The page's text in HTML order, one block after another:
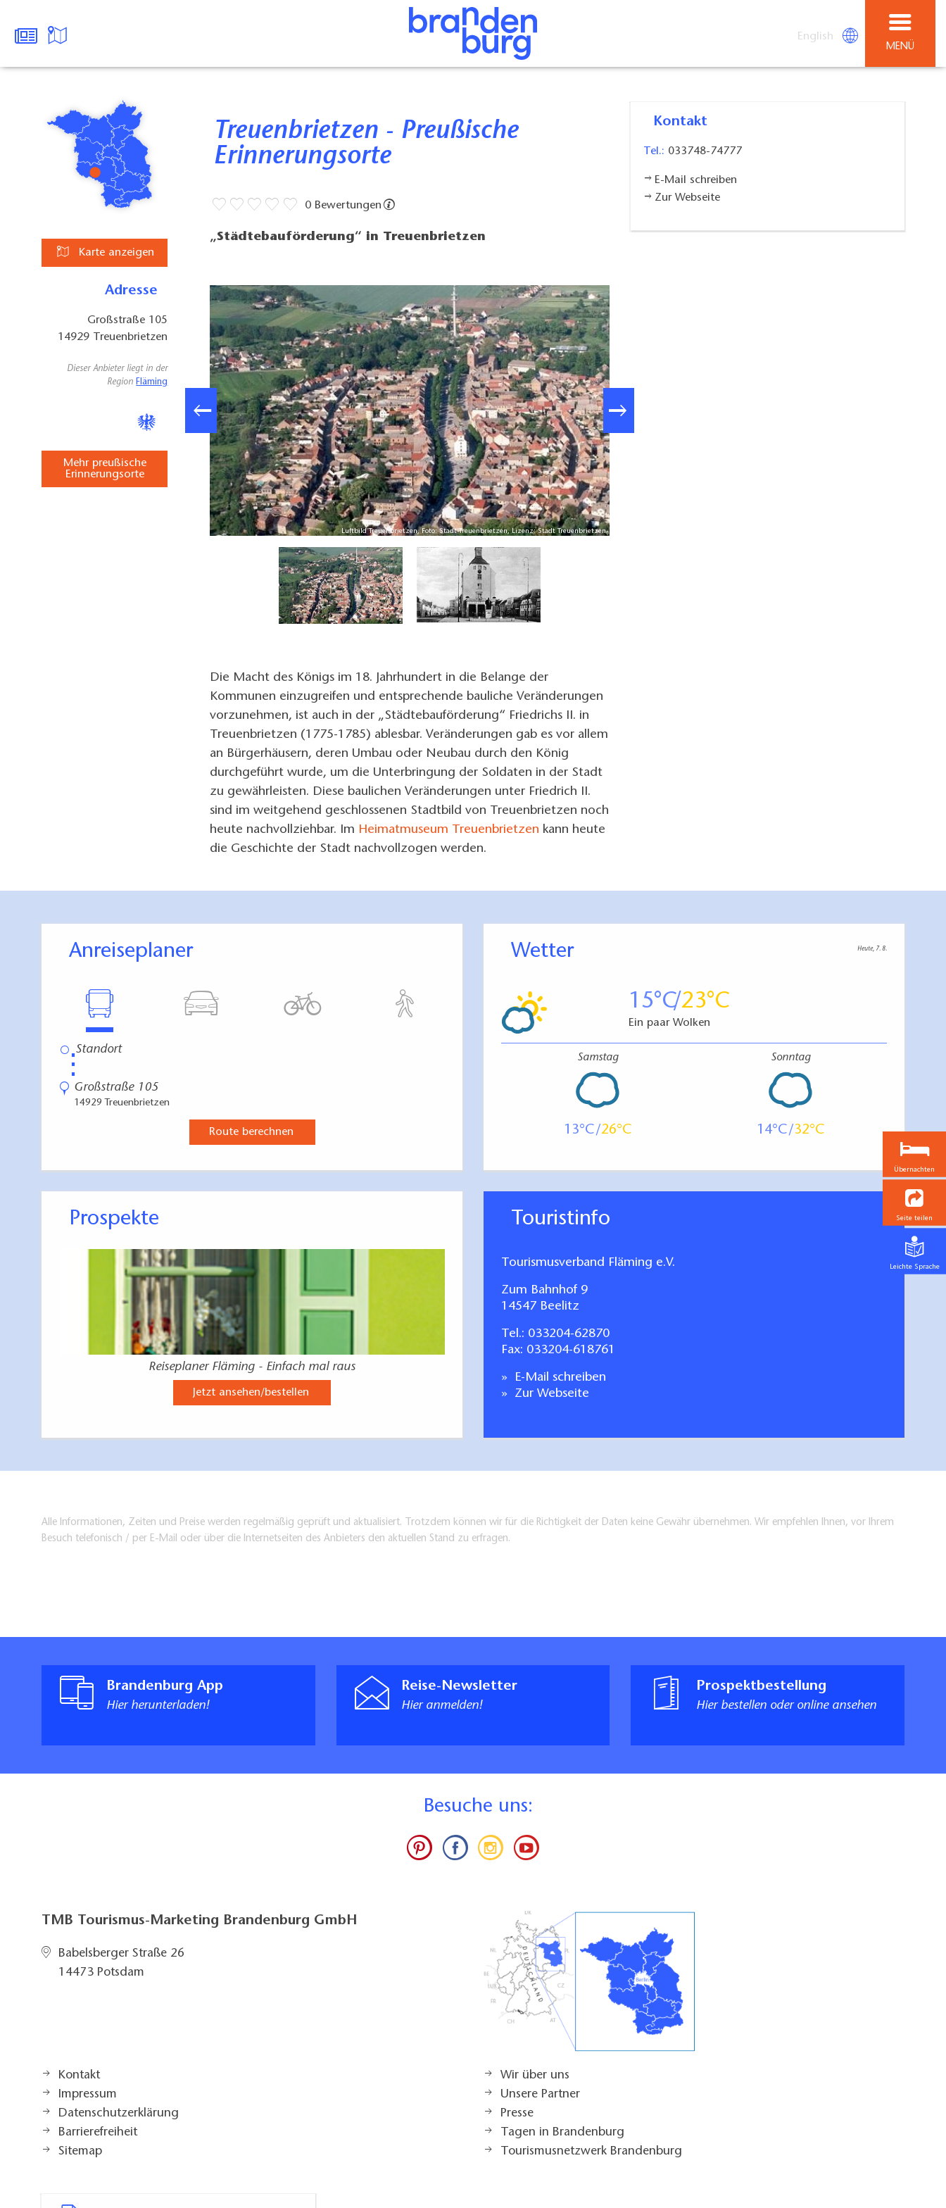
English
MENÜ
Karte anzeigen
Adresse
Großstraße 105
14929 Treuenbrietzen
Dieser Anbieter liegt in der
Region Fläming
Mehr preußische
Erinnerungsorte
Treuenbrietzen - Preußische
Erinnerungsorte
0 Bewertungen
„Städtebauförderung“ in Treuenbrietzen
Luftbild Treuenbrietzen, Foto: Stadt Treuenbrietzen, Lizenz: Stadt Treuenbrietzen
Die Macht des Königs im 18. Jahrhundert in die Belange der
Kommunen einzugreifen und entsprechende bauliche Veränderungen
vorzunehmen, ist auch in der „Städtebauförderung“ Friedrichs II. in
Treuenbrietzen (1775-1785) ablesbar. Veränderungen gab es vor allem
an Bürgerhäusern, deren Umbau oder Neubau durch den König
durchgeführt wurde, um die Unterbringung der Soldaten in der Stadt
zu gewährleisten. Diese baulichen Veränderungen unter Friedrich II.
sind im weitgehend geschlossenen Stadtbild von Treuenbrietzen noch
heute nachvollziehbar. Im Heimatmuseum Treuenbrietzen kann heute
die Geschichte der Stadt nachvollzogen werden.
Kontakt
Tel.: 033748-74777
E-Mail schreiben
Zur Webseite
Anreiseplaner
⋮
Großstraße 105
14929 Treuenbrietzen
Route berechnen
Wetter Heute, 7. 8.
15 23
Ein paar Wolken
Samstag
13 26
Sonntag
14 32
Prospekte
Reiseplaner Fläming - Einfach mal raus
Jetzt ansehen/bestellen
Touristinfo
Tourismusverband Fläming e.V.
Zum Bahnhof 9
14547 Beelitz
Tel.: 033204-62870
Fax: 033204-618761
E-Mail schreiben
Zur Webseite
Alle Informationen, Zeiten und Preise werden regelmäßig geprüft und aktualisiert. Trotzdem können wir für die Richtigkeit der Daten keine Gewähr übernehmen. Wir empfehlen Ihnen, vor Ihrem
Besuch telefonisch / per E-Mail oder über die Internetseiten des Anbieters den aktuellen Stand zu erfragen.
Brandenburg App
Hier herunterladen!
Reise-Newsletter
Hier anmelden!
Prospektbestellung
Hier bestellen oder online ansehen
Besuche uns:
TMB Tourismus-Marketing Brandenburg GmbH
Babelsberger Straße 26
14473 Potsdam
Kontakt
Impressum
Datenschutzerklärung
Barrierefreiheit
Sitemap
Wir über uns
Unsere Partner
Presse
Tagen in Brandenburg
Tourismusnetzwerk Brandenburg
Übernachten
Seite teilen
Leichte Sprache